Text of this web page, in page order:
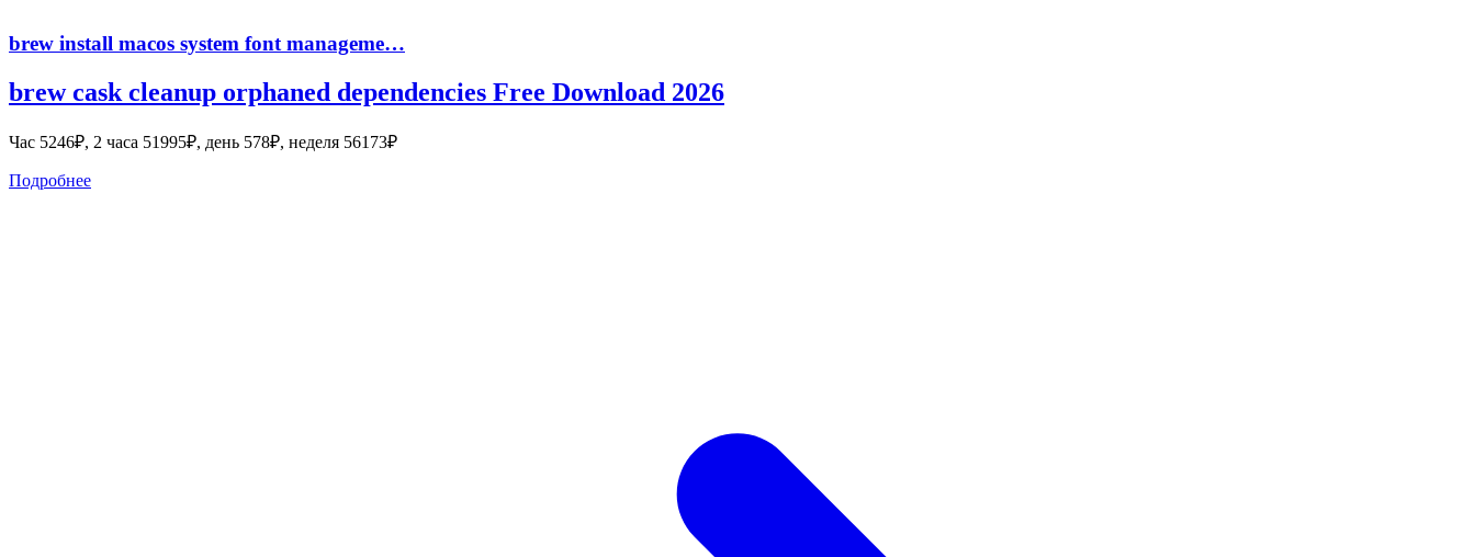
brew install macos system font manageme…
brew cask cleanup orphaned dependencies Free Download 2026
Час 5246₽, 2 часа 51995₽, день 578₽, неделя 56173₽
Подробнее